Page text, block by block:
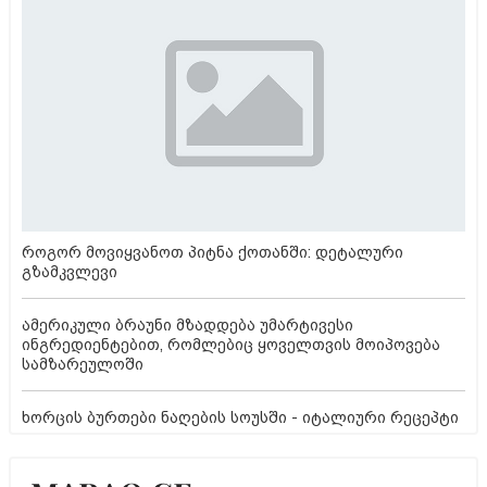
როგორ მოვიყვანოთ პიტნა ქოთანში: დეტალური
გზამკვლევი
ამერიკული ბრაუნი მზადდება უმარტივესი
ინგრედიენტებით, რომლებიც ყოველთვის მოიპოვება
სამზარეულოში
ხორცის ბურთები ნაღების სოუსში - იტალიური რეცეპტი